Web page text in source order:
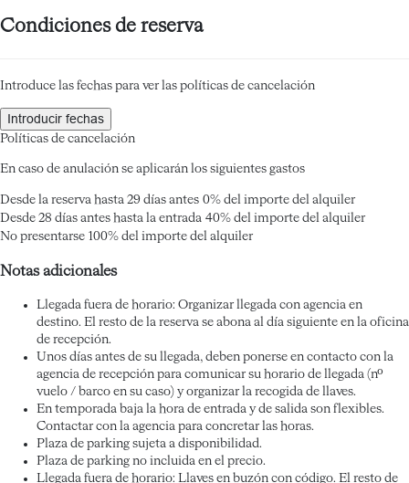
Condiciones de reserva
Introduce las fechas para ver las políticas de cancelación
Introducir fechas
Políticas de cancelación
En caso de anulación se aplicarán los siguientes gastos
Desde la reserva hasta 29 días antes 0% del importe del alquiler
Desde 28 días antes hasta la entrada 40% del importe del alquiler
No presentarse 100% del importe del alquiler
Notas adicionales
Llegada fuera de horario: Organizar llegada con agencia en
destino. El resto de la reserva se abona al día siguiente en la oficina
de recepción.
Unos días antes de su llegada, deben ponerse en contacto con la
agencia de recepción para comunicar su horario de llegada (nº
vuelo / barco en su caso) y organizar la recogida de llaves.
En temporada baja la hora de entrada y de salida son flexibles.
Contactar con la agencia para concretar las horas.
Plaza de parking sujeta a disponibilidad.
Plaza de parking no incluida en el precio.
Llegada fuera de horario: Llaves en buzón con código. El resto de